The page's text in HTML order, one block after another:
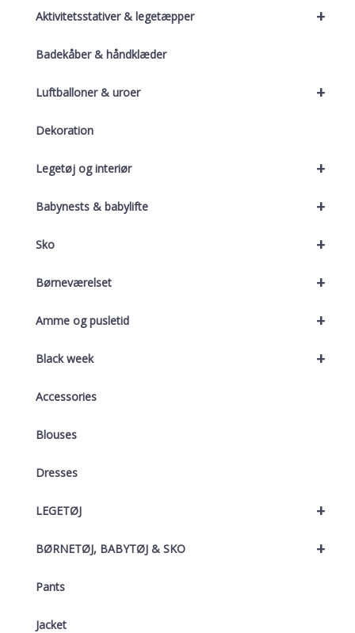
+
Aktivitetsstativer & legetæpper
Badekåber & håndklæder
+
Luftballoner & uroer
Dekoration
+
Legetøj og interiør
+
Babynests & babylifte
+
Sko
+
Børneværelset
+
Amme og pusletid
+
Black week
Accessories
Blouses
Dresses
+
LEGETØJ
+
BØRNETØJ, BABYTØJ & SKO
Pants
Jacket